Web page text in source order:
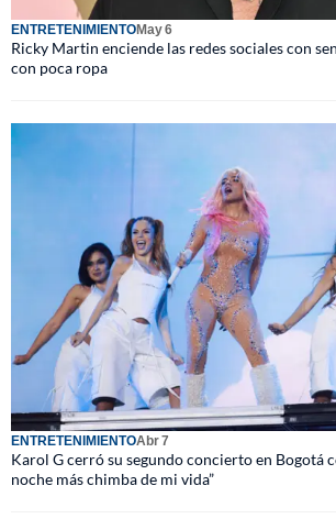
ENTRETENIMIENTOMay 6
Ricky Martin enciende las redes sociales con
con poca ropa
ENTRETENIMIENTOAbr 7
Karol G cerró su segundo concierto en Bogotá
noche más chimba de mi vida”